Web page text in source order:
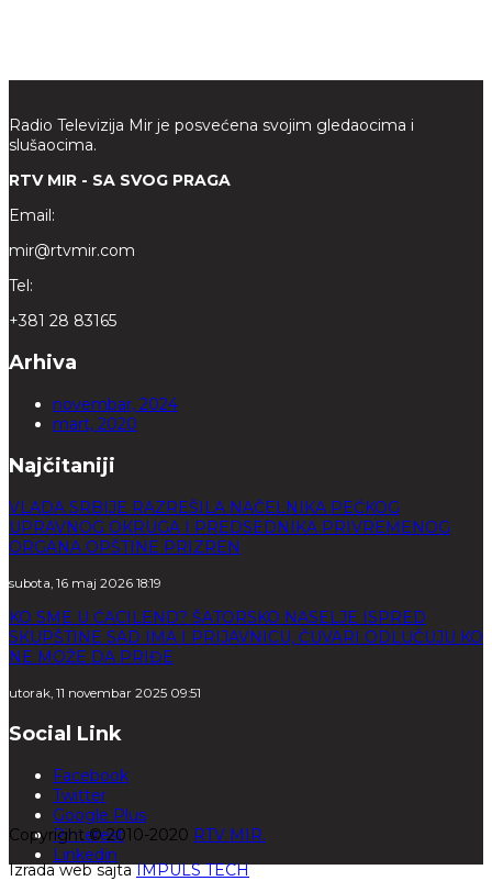
Radio Televizija Mir je posvećena svojim gledaocima i
slušaocima.
RTV MIR - SA SVOG PRAGA
Email:
mir@rtvmir.com
Tel:
+381 28 83165
Arhiva
novembar, 2024
mart, 2020
Najčitaniji
VLADA SRBIJE RAZREŠILA NAČELNIKA PEĆKOG
UPRAVNOG OKRUGA I PREDSEDNIKA PRIVREMENOG
ORGANA OPŠTINE PRIZREN
subota, 16 maj 2026 18:19
KO SME U ĆACILEND? ŠATORSKO NASELJE ISPRED
SKUPŠTINE SAD IMA I PRIJAVNICU, ČUVARI ODLUČUJU KO
NE MOŽE DA PRIĐE
utorak, 11 novembar 2025 09:51
Social Link
Facebook
Twitter
Google Plus
Pinterest
Linkedin
Copyright © 2010-2020 RTV MIR.
Izrada web sajtaIMPULS TECH